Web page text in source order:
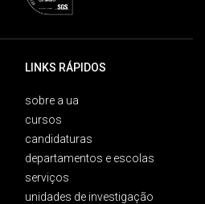
LINKS RÁPIDOS
sobre a ua
cursos
candidaturas
departamentos e escolas
serviços
unidades de investigação